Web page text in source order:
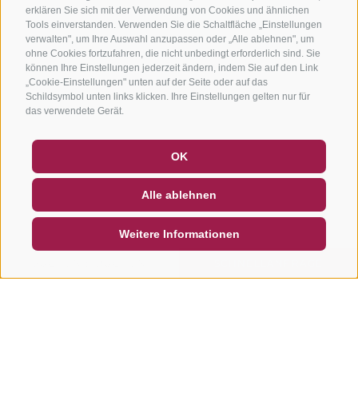
erklären Sie sich mit der Verwendung von Cookies und ähnlichen
Tools einverstanden. Verwenden Sie die Schaltfläche „Einstellungen
verwalten", um Ihre Auswahl anzupassen oder „Alle ablehnen", um
ohne Cookies fortzufahren, die nicht unbedingt erforderlich sind. Sie
können Ihre Einstellungen jederzeit ändern, indem Sie auf den Link
„Cookie-Einstellungen" unten auf der Seite oder auf das
Schildsymbol unten links klicken. Ihre Einstellungen gelten nur für
das verwendete Gerät.
OK
Alle ablehnen
Weitere Informationen
NEWSLETTER
SOCIAL WALL WETTER